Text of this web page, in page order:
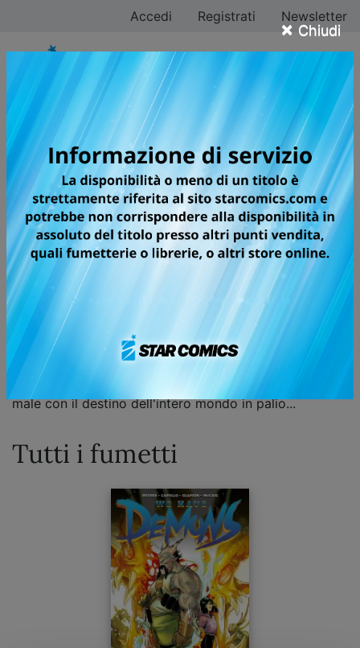
× Chiudi
Accedi Registrati Newsletter
WE HAVE DEMONS
LE LEGGENDE DEI COMICS SCOTT
SNYDER E GREG CAPULLO DANNO
VITA A UN'AVVENTURA EPICA.
Leggende sull'eterno conflitto tra angeli e demoni
esistono fin dall'alba dei tempi. Lam Lyle è una donna
di scienza, che tratta questi miti come tali, ma quando
la perdita di una persona a lei cara la porta a scoprire
l'esistenza di Hellvis, un demone benigno, l'esistenza
di Lam si instrada su un percorso del tutto nuovo.
Diventa così un'eroina con incredibili poteri e un nuovo
partner, coinvolta in una enorme guerra tra bene e
male con il destino dell'intero mondo in palio...
Tutti i fumetti